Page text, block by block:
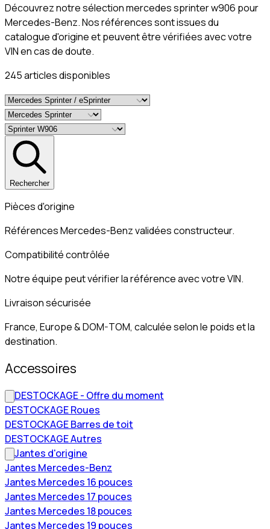
Découvrez notre sélection mercedes sprinter w906 pour
Mercedes-Benz. Nos références sont issues du
catalogue d'origine et peuvent être vérifiées avec votre
VIN en cas de doute.
245articlesdisponibles
Rechercher
Pièces d'origine
Références Mercedes-Benz validées constructeur.
Compatibilité contrôlée
Notre équipe peut vérifier la référence avec votre VIN.
Livraison sécurisée
France, Europe & DOM-TOM, calculée selon le poids et la
destination.
Accessoires
DESTOCKAGE - Offre du moment
DESTOCKAGE Roues
DESTOCKAGE Barres de toit
DESTOCKAGE Autres
Jantes d'origine
Jantes Mercedes-Benz
Jantes Mercedes 16 pouces
Jantes Mercedes 17 pouces
Jantes Mercedes 18 pouces
Jantes Mercedes 19 pouces